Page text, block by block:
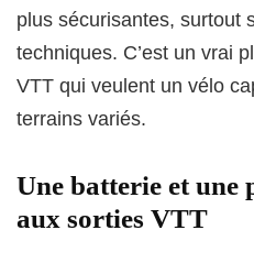
plus sécurisantes, surtout
techniques. C’est un vrai
VTT qui veulent un vélo
terrains variés.
Une batterie et une
aux sorties VTT